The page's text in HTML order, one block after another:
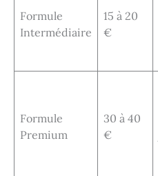
Formule
Intermédiaire
15 à 20
€
Formule
Premium
30 à 40
€